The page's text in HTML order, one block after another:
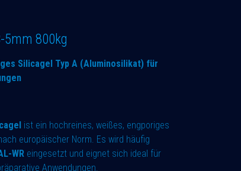
5mm 800kg
Silicagel Typ A (Aluminosilikat) für
ist ein hochreines, weißes, engporiges
europäischer Norm. Es wird häufig
WR eingesetzt und eignet sich ideal für
Anwendungen.